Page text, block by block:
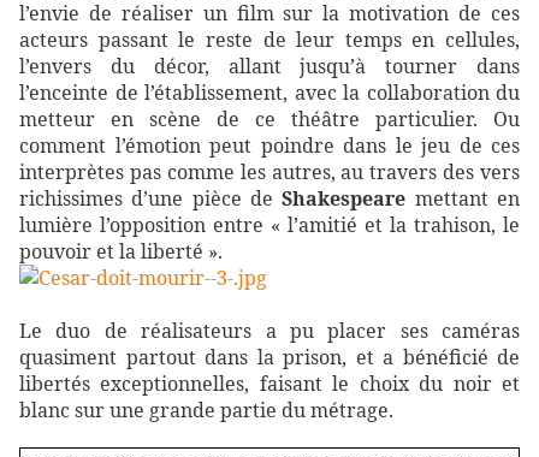
l’envie de réaliser un film sur la motivation de ces
acteurs passant le reste de leur temps en cellules,
l’envers du décor, allant jusqu’à tourner dans
l’enceinte de l’établissement, avec la collaboration du
metteur en scène de ce théâtre particulier. Ou
comment l’émotion peut poindre dans le jeu de ces
interprètes pas comme les autres, au travers des vers
richissimes d’une pièce deShakespeare mettant en
lumière l’opposition entre « l’amitié et la trahison, le
pouvoir et la liberté ».
Le duo de réalisateurs a pu placer ses caméras
quasiment partout dans la prison, et a bénéficié de
libertés exceptionnelles, faisant le choix du noir et
blanc sur une grande partie du métrage.